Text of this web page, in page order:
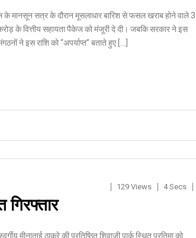
के मानसून सत्र के दौरान मूसलाधार बारिश से फसल खराब होने वाले
के वित्तीय सहायता पैकेज को मंजूरी दे दी। जबकि सरकार ने इस
ने इस राशि को “अपर्याप्त” बताते हुए […]
129 Views 4 Secs
गिरफ्तार
मीनाताई ठाकरे की प्रतिष्ठित शिवाजी पार्क स्थित प्रतिमा को